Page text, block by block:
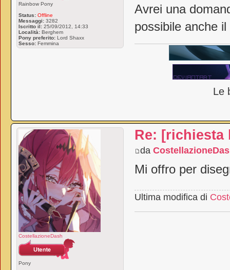
Avrei una
possibile anche
Le
Rainbow Pony
Status: Offline
Messaggi: 3282
Iscritto il: 25/09/2012, 14:33
Località: Berghem
Pony preferito: Lord Shaxx
Sesso: Femmina
Re: [richiesta
da
Mi offro per
Ultima modifica di
CostellazioneDash
Pony